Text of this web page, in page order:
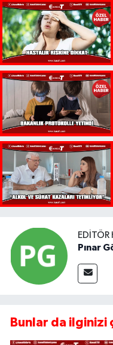
EDITÖR
Pınar
Bunlar da ilginizi